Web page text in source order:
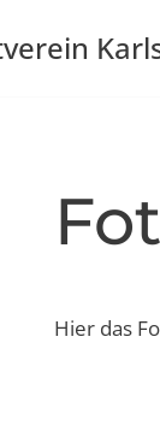
Hier das